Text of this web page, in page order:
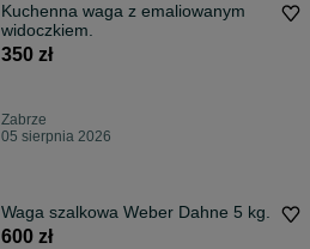
Kuchenna waga z emaliowanym
widoczkiem.
350 zł
Zabrze
05 sierpnia 2026
Waga szalkowa Weber Dahne 5 kg.
600 zł